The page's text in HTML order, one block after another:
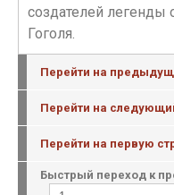
создателей легенды
Гоголя.
Перейти на
Перейти на
Перейти на первую
Быстрый переход к